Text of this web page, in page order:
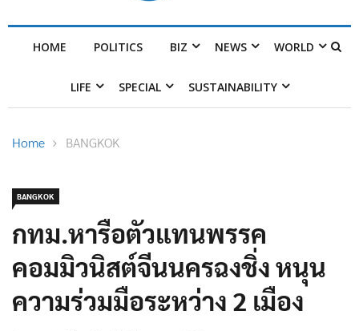
HOME POLITICS BIZ NEWS WORLD
LIFE SPECIAL SUSTAINABILITY
Home BANGKOK
BANGKOK
กทม.หารือตัวแทนพรรค
คอมมิวนิสต์จีนนครฉงชิ่ง หนุน
ความร่วมมือระหว่าง 2 เมือง